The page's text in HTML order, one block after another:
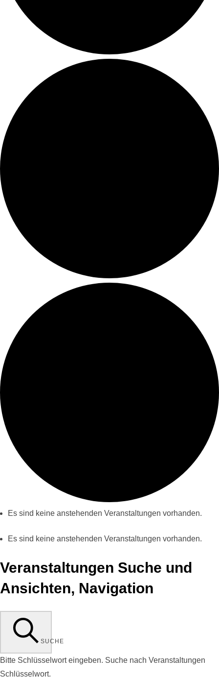
Es sind keine anstehenden Veranstaltungen vorhanden.
Es sind keine anstehenden Veranstaltungen vorhanden.
Veranstaltungen Suche und
Ansichten, Navigation
SUCHE
Bitte Schlüsselwort eingeben. Suche nach Veranstaltungen
Schlüsselwort.